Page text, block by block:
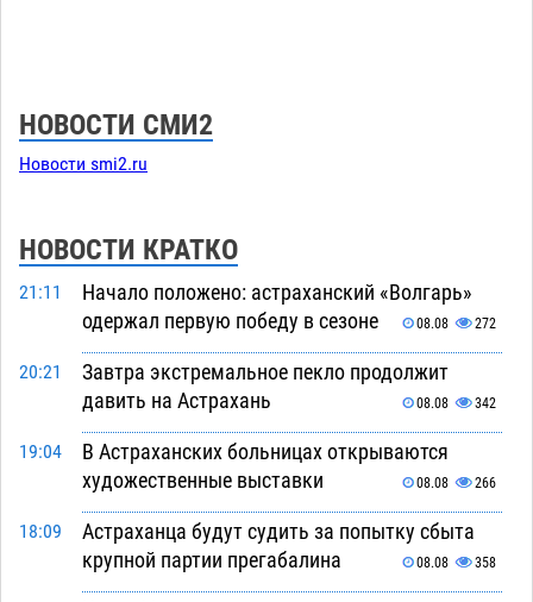
НОВОСТИ СМИ2
Новости smi2.ru
НОВОСТИ КРАТКО
21:11
Начало положено: астраханский «Волгарь»
одержал первую победу в сезоне
08.08 272
20:21
Завтра экстремальное пекло продолжит
давить на Астрахань
08.08 342
19:04
В Астраханских больницах открываются
художественные выставки
08.08 266
18:09
Астраханца будут судить за попытку сбыта
крупной партии прегабалина
08.08 358